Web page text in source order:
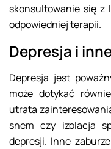
skonsultowanie się z
odpowiedniej terapii.
Depresja i
Depresja jest
może dotykać
utrata
snem czy izolacja
depresji. Inne